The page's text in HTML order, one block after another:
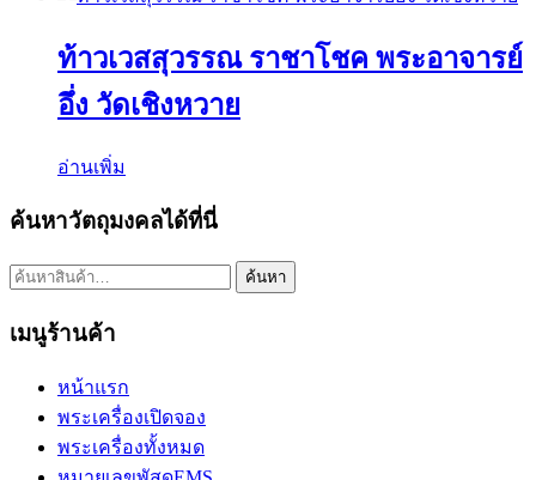
ท้าวเวสสุวรรณ ราชาโชค พระอาจารย์
อึ่ง วัดเชิงหวาย
อ่านเพิ่ม
ค้นหาวัตถุมงคลได้ที่นี่
ค้นหา: ค้นหา
เมนูร้านค้า
หน้าแรก
พระเครื่องเปิดจอง
พระเครื่องทั้งหมด